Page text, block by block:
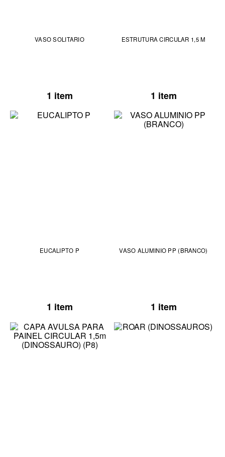
VASO SOLITARIO
1 item
ESTRUTURA CIRCULAR 1,5 M
1 item
EUCALIPTO P
1 item
VASO ALUMINIO PP (BRANCO)
1 item